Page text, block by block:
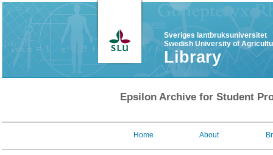
Sveriges lantbruksuniversitet
Swedish University of
Library
Epsilon Archive for Student
Home About